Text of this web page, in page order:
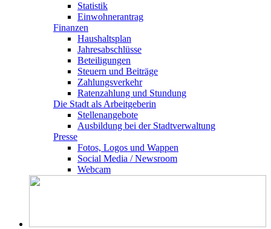
Statistik
Einwohnerantrag
Finanzen
Haushaltsplan
Jahresabschlüsse
Beteiligungen
Steuern und Beiträge
Zahlungsverkehr
Ratenzahlung und Stundung
Die Stadt als Arbeitgeberin
Stellenangebote
Ausbildung bei der Stadtverwaltung
Presse
Fotos, Logos und Wappen
Social Media / Newsroom
Webcam